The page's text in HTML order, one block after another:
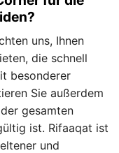
uns, Ihnen
die schnell
besonderer
Sie außerdem
gesamten
ist. Rifaaqat ist
und